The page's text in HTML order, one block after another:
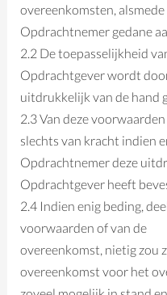
overeenkomsten,
Opdrachtnemer gedane
2.2 De toepasselijkheid
Opdrachtgever wordt
uitdrukkelijk van de hand
2.3 Van deze
slechts van kracht indien
Opdrachtnemer deze
Opdrachtgever heeft
2.4 Indien enig beding,
voorwaarden of van de
overeenkomst, nietig zou
overeenkomst voor het